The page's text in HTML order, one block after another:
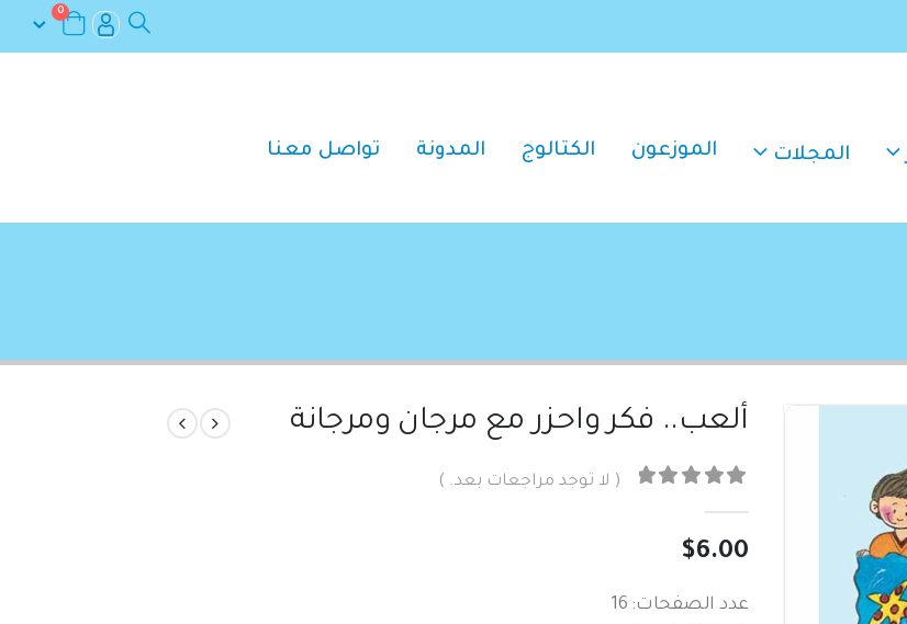
0
المجلات الموزعون الكتالوج المدونة تواصل معنا
ألعب.. فكر واحزر مع مرجان ومرجانة
( لا توجد مراجعات بعد. )
$6.00
عدد الصفحات: 16